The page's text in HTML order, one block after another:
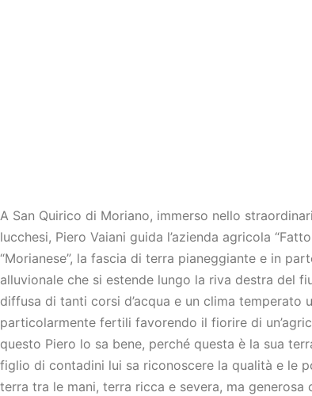
A San Quirico di Moriano, immerso nello
lucchesi, Piero Vaiani guida l’azienda agricola
“Morianese”, la fascia di terra pianeggiante e in
alluvionale che si estende lungo la riva destra del
diffusa di tanti corsi d’acqua e un clima temperato
particolarmente fertili favorendo il fiorire di
questo Piero lo sa bene, perché questa è la sua
figlio di contadini lui sa riconoscere la qualità e le
terra tra le mani, terra ricca e severa, ma generosa